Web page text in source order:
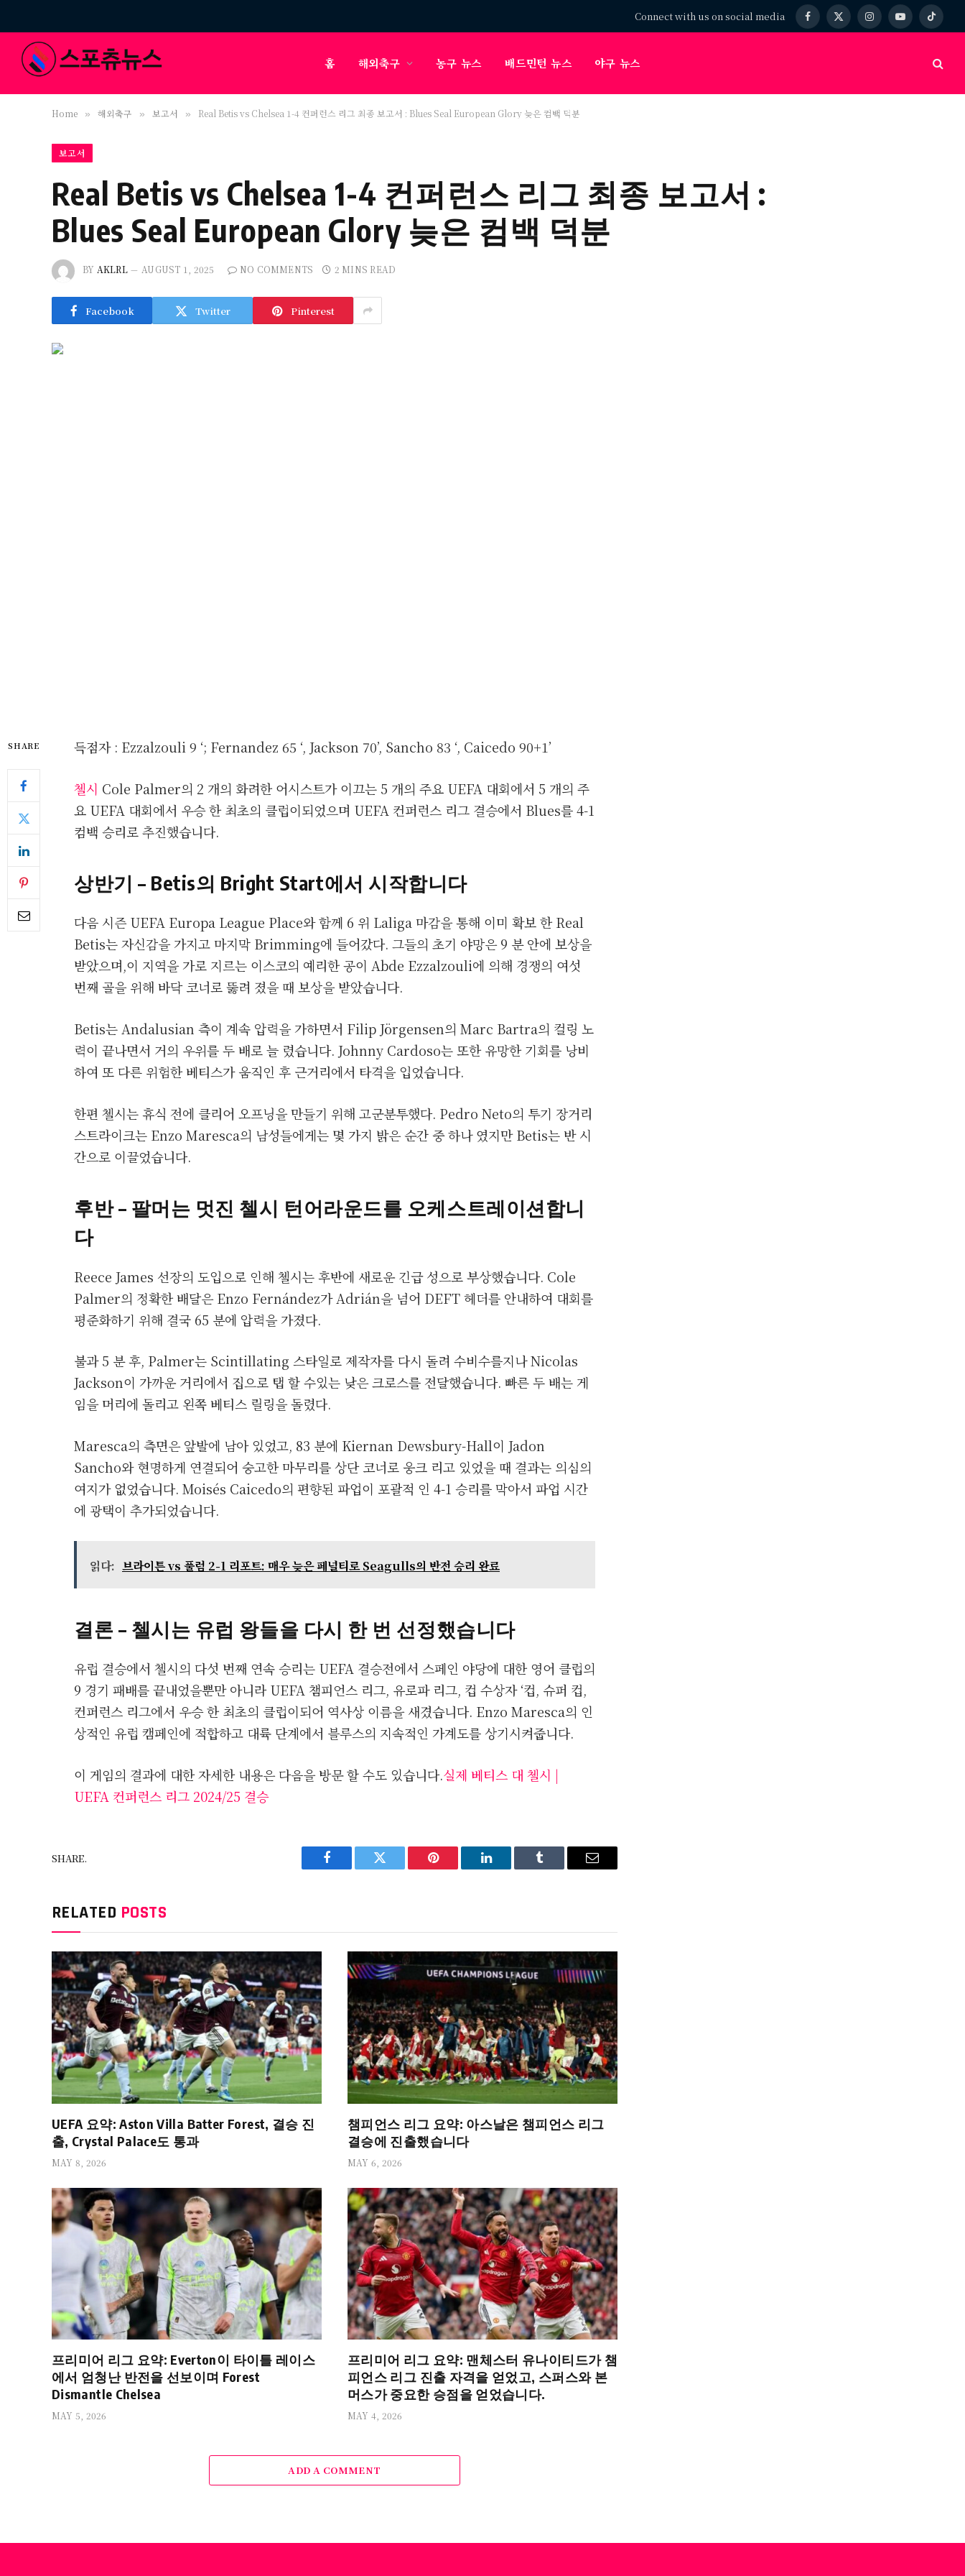
Connect with us on social media Facebook
X
InstagramYouTubeTikTok
홈 해외축구 농구 뉴스 배드민턴 뉴스 야구 뉴스
Home » 해외축구 » 보고서 » Real Betis vs Chelsea 1-4 컨퍼런스 리그 최종 보고서 : Blues Seal European Glory 늦은 컴백 덕분
보고서
Real Betis vs Chelsea 1-4 컨퍼런스 리그 최종 보고서 :
Blues Seal European Glory 늦은 컴백 덕분
BY AKLRL AUGUST 1, 2025 NO COMMENTS 2 MINS READ
Facebook Twitter Pinterest
SHARE 득점자 : Ezzalzouli 9 ‘; Fernandez 65 ‘, Jackson 70’, Sancho 83 ‘, Caicedo 90+1’
첼시 Cole Palmer의 2 개의 화려한 어시스트가 이끄는 5 개의 주요 UEFA 대회에서 5 개의 주
요 UEFA 대회에서 우승 한 최초의 클럽이되었으며 UEFA 컨퍼런스 리그 결승에서 Blues를 4-1
컴백 승리로 추진했습니다.
상반기 – Betis의 Bright Start에서 시작합니다
다음 시즌 UEFA Europa League Place와 함께 6 위 Laliga 마감을 통해 이미 확보 한 Real
Betis는 자신감을 가지고 마지막 Brimming에 들어갔다. 그들의 초기 야망은 9 분 안에 보상을
받았으며,이 지역을 가로 지르는 이스코의 예리한 공이 Abde Ezzalzouli에 의해 경쟁의 여섯
번째 골을 위해 바닥 코너로 뚫려 졌을 때 보상을 받았습니다.
Betis는 Andalusian 측이 계속 압력을 가하면서 Filip Jörgensen의 Marc Bartra의 컬링 노
력이 끝나면서 거의 우위를 두 배로 늘 렸습니다. Johnny Cardoso는 또한 유망한 기회를 낭비
하여 또 다른 위험한 베티스가 움직인 후 근거리에서 타격을 입었습니다.
한편 첼시는 휴식 전에 클리어 오프닝을 만들기 위해 고군분투했다. Pedro Neto의 투기 장거리
스트라이크는 Enzo Maresca의 남성들에게는 몇 가지 밝은 순간 중 하나 였지만 Betis는 반 시
간으로 이끌었습니다.
후반 – 팔머는 멋진 첼시 턴어라운드를 오케스트레이션합니
다
Reece James 선장의 도입으로 인해 첼시는 후반에 새로운 긴급 성으로 부상했습니다. Cole
Palmer의 정확한 배달은 Enzo Fernández가 Adrián을 넘어 DEFT 헤더를 안내하여 대회를
평준화하기 위해 결국 65 분에 압력을 가졌다.
불과 5 분 후, Palmer는 Scintillating 스타일로 제작자를 다시 돌려 수비수를지나 Nicolas
Jackson이 가까운 거리에서 집으로 탭 할 수있는 낮은 크로스를 전달했습니다. 빠른 두 배는 게
임을 머리에 돌리고 왼쪽 베티스 릴링을 돌렸다.
Maresca의 측면은 앞발에 남아 있었고, 83 분에 Kiernan Dewsbury-Hall이 Jadon
Sancho와 현명하게 연결되어 숭고한 마무리를 상단 코너로 웅크 리고 있었을 때 결과는 의심의
여지가 없었습니다. Moisés Caicedo의 편향된 파업이 포괄적 인 4-1 승리를 막아서 파업 시간
에 광택이 추가되었습니다.
읽다: 브라이튼 vs 풀럼 2-1 리포트: 매우 늦은 페널티로 Seagulls의 반전 승리 완료
결론 – 첼시는 유럽 왕들을 다시 한 번 선정했습니다
유럽 결승에서 첼시의 다섯 번째 연속 승리는 UEFA 결승전에서 스페인 야당에 대한 영어 클럽의
9 경기 패배를 끝내었을뿐만 아니라 UEFA 챔피언스 리그, 유로파 리그, 컵 수상자 ‘컵, 슈퍼 컵,
컨퍼런스 리그에서 우승 한 최초의 클럽이되어 역사상 이름을 새겼습니다. Enzo Maresca의 인
상적인 유럽 캠페인에 적합하고 대륙 단계에서 블루스의 지속적인 가계도를 상기시켜줍니다.
이 게임의 결과에 대한 자세한 내용은 다음을 방문 할 수도 있습니다.실제 베티스 대 첼시 |
UEFA 컨퍼런스 리그 2024/25 결승
SHARE.
Facebook Twitter Pinterest LinkedIn Tumblr Email
RELATED POSTS
UEFA 요약: Aston Villa Batter Forest, 결승 진
출, Crystal Palace도 통과
MAY 8, 2026
챔피언스 리그 요약: 아스날은 챔피언스 리그
결승에 진출했습니다
MAY 6, 2026
프리미어 리그 요약: Everton이 타이틀 레이스
에서 엄청난 반전을 선보이며 Forest
Dismantle Chelsea
MAY 5, 2026
프리미어 리그 요약: 맨체스터 유나이티드가 챔
피언스 리그 진출 자격을 얻었고, 스퍼스와 본
머스가 중요한 승점을 얻었습니다.
MAY 4, 2026
ADD A COMMENT